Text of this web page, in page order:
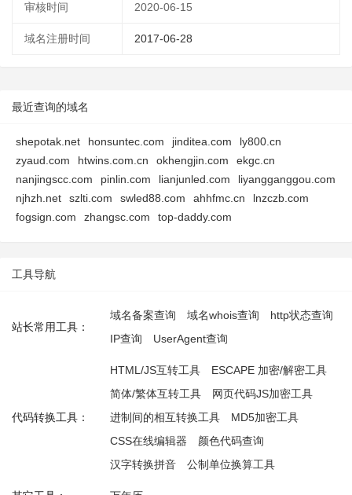
审核时间 2020-06-15
域名注册时间 2017-06-28
最近查询的域名
shepotak.net honsuntec.com jinditea.com
ly800.cn
zyaud.com
htwins.com.cn okhengjin.com
ekgc.cn
nanjingscc.com
pinlin.com lianjunled.com
liyangganggou.com
njhzh.net
szlti.com swled88.com ahhfmc.cn
lnzczb.com
fogsign.com
zhangsc.com top-daddy.com
工具导航
站长常用工具：
域名备案查询 域名whois查询
http状态查询
IP查询
UserAgent查询
代码转换工具：
HTML/JS互转工具
ESCAPE 加密/解密工具
简体/繁体互转工具
网页代码JS加密工具
进制间的相互转换工具
MD5加密工具
CSS在线编辑器
颜色代码查询
汉字转换拼音
公制单位换算工具